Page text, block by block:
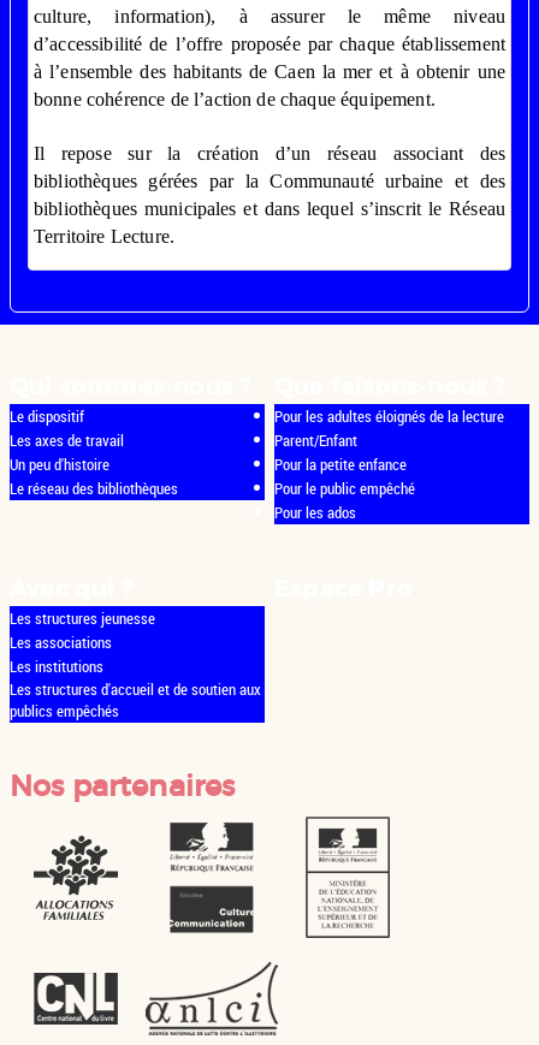
culture, information), à assurer le même niveau
d’accessibilité de l’offre proposée par chaque établissement
à l’ensemble des habitants de Caen la mer et à obtenir une
bonne cohérence de l’action de chaque équipement.
Il repose sur la création d’un réseau associant des
bibliothèques gérées par la Communauté urbaine et des
bibliothèques municipales et dans lequel s’inscrit le Réseau
Territoire Lecture.
Le dispositif
Les axes de travail
Un peu d'histoire
Le réseau des bibliothèques
Pour les adultes éloignés de la lecture
Parent/Enfant
Pour la petite enfance
Pour le public empêché
Pour les ados
Les structures jeunesse
Les associations
Les institutions
Les structures d'accueil et de soutien aux
publics empêchés
Nos partenaires